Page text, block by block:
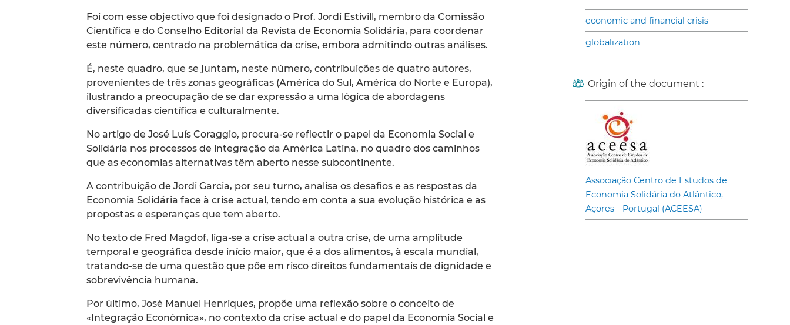
Foi com esse objectivo que foi designado o Prof. Jordi Estivill, membro da Comissão
Científica e do Conselho Editorial da Revista de Economia Solidária, para coordenar
este número, centrado na problemática da crise, embora admitindo outras análises.
É, neste quadro, que se juntam, neste número, contribuições de quatro autores,
provenientes de três zonas geográficas (América do Sul, América do Norte e Europa),
ilustrando a preocupação de se dar expressão a uma lógica de abordagens
diversificadas científica e culturalmente.
No artigo de José Luís Coraggio, procura-se reflectir o papel da Economia Social e
Solidária nos processos de integração da América Latina, no quadro dos caminhos
que as economias alternativas têm aberto nesse subcontinente.
A contribuição de Jordi Garcia, por seu turno, analisa os desafios e as respostas da
Economia Solidária face à crise actual, tendo em conta a sua evolução histórica e as
propostas e esperanças que tem aberto.
No texto de Fred Magdof, liga-se a crise actual a outra crise, de uma amplitude
temporal e geográfica desde início maior, que é a dos alimentos, à escala mundial,
tratando-se de uma questão que põe em risco direitos fundamentais de dignidade e
sobrevivência humana.
Por último, José Manuel Henriques, propõe uma reflexão sobre o conceito de
«Integração Económica», no contexto da crise actual e do papel da Economia Social e
economic and financial crisis
globalization
Origin of the document :
Associação Centro de Estudos de
Economia Solidária do Atlântico,
Açores - Portugal (ACEESA)